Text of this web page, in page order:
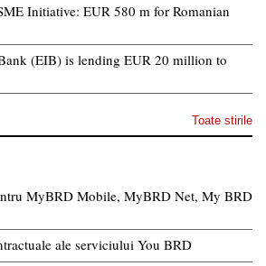
Initiative: EUR 580 m for Romanian
(EIB) is lending EUR 20 million to
Toate stirile
MyBRD Mobile, MyBRD Net, My BRD
ale serviciului You BRD